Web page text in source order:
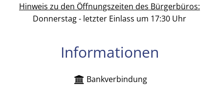
Hinweis zu den Öffnungszeiten des Bürgerbüros:
Donnerstag - letzter Einlass um 17:30 Uhr
Informationen
Bankverbindung